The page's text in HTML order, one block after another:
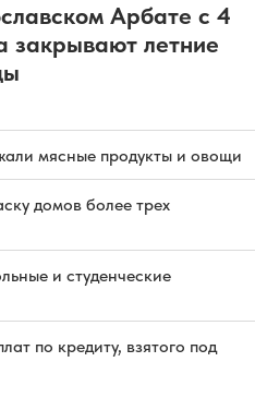
Арбате с 4
закрывают летние
мясные продукты и овощи
домов более трех
и студенческие
по кредиту, взятого под